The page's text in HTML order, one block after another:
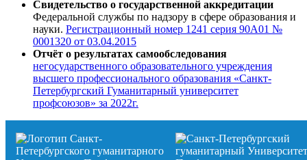
Свидетельство о государственной аккредитации
Федеральной службы по надзору в сфере образования и
науки. Регистрационный номер 1241 серия 90А01 №
0001320 от 03.04.2015
Отчёт о результатах самообследования
негосударственного образовательного учреждения
высшего профессионального образования «Санкт-
Петербургский Гуманитарный университет
профсоюзов» за 2022г.